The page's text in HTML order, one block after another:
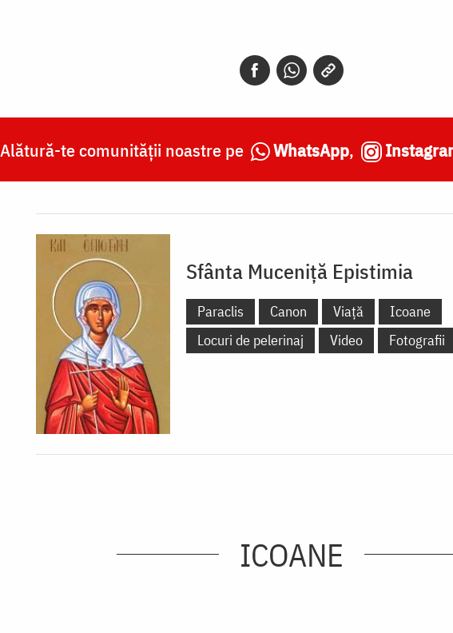
Alătură-te comunității noastre pe WhatsApp,
Sfânta Muceniță Epistimia
Paraclis Canon Viață
Icoane
Locuri de pelerinaj
Video Fotografii
ICOANE